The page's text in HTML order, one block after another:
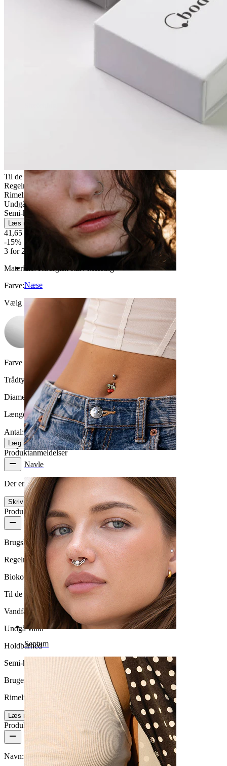
Næse
Navle
Septum
Til de fleste hudtyper
Regelmæssig brug
Rimelig nemt
Undgå vand
Semi-holdbar
Læs mere
41,65 kr
49,00 kr
-15%
3 for 2
Materiale:
Farve:
Vælg Farve
Farve på sten:
Klar
Trådtykkelse:1,2 mm
Diameter: 10 mm
Længde:6 mm
Antal: 1 Skift
Læg i kurv
Produktanmeldelser
Der er ingen anmeldelser af dette produkt endnu
Skriv en anmeldelse
Produktkvalitet
Brugshyppighed
Regelmæssig brug
Biokompatibilitet
Til de fleste hudtyper
Vandfasthed
Undgå vand
Holdbarhed
Semi-holdbar
Brugervenlighed
Rimelig nemt
Læs mere
Produktdetaljer
Navn: Ring og stav til tragus og helix med kæde